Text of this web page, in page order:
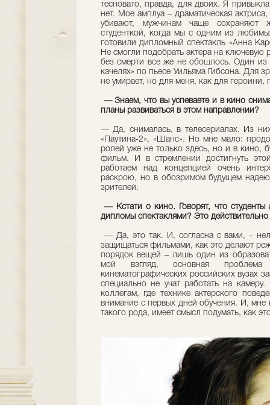
тесновато, правда, для двоих. Я
нет. Мое амплуа – драматическая
убивают, мужчинам чаще сохраняют
студенткой, когда мы с одним из
готовили дипломный спектакль «Анна
Не смогли подобрать актера на
без смерти все же не обошлось. Один из
качелях» по пьесе Уильяма Гибсона. Для
не умирает, но для меня, как для героини,
— Знаем, что вы успеваете и в кино
планы развиваться в этом направлении?
— Да, снималась, в телесериалах. Из
«Паутина-2», «Шанс». Но мне мало:
ролей уже не только здесь, но и в кино,
фильм. И в стремлении достигнуть
работаем над концепцией очень
раскрою, но в обозримом будущем
зрителей.
— Кстати о кино. Говорят, что
дипломы спектаклями? Это
— Да, это так. И, согласна с вами, –
защищаться фильмами, как это делают
порядок вещей – лишь один из
мой взгляд, основная
кинематографических российских вузах
специально не учат работать на
коллегам, где технике актерского
внимание с первых дней обучения. И,
такого рода, имеет смысл подумать, как